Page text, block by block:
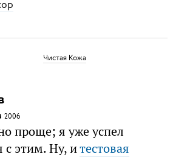
Чистая Кожа
2006
проще; я уже успел
с этим. Ну, итестовая